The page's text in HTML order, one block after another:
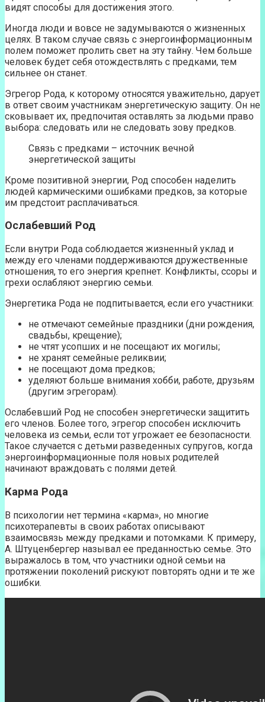
видят способы для достижения этого.
Иногда люди и вовсе не задумываются о жизненных
целях. В таком случае связь с энергоинформационным
полем поможет пролить свет на эту тайну. Чем больше
человек будет себя отождествлять с предками, тем
сильнее он станет.
Эгрегор Рода, к которому относятся уважительно, дарует
в ответ своим участникам энергетическую защиту. Он не
сковывает их, предпочитая оставлять за людьми право
выбора: следовать или не следовать зову предков.
Связь с предками – источник вечной
энергетической защиты
Кроме позитивной энергии, Род способен наделить
людей кармическими ошибками предков, за которые
им предстоит расплачиваться.
Ослабевший Род
Если внутри Рода соблюдается жизненный уклад и
между его членами поддерживаются дружественные
отношения, то его энергия крепнет. Конфликты, ссоры и
грехи ослабляют энергию семьи.
Энергетика Рода не подпитывается, если его участники:
не отмечают семейные праздники (дни рождения,
свадьбы, крещение);
не чтят усопших и не посещают их могилы;
не хранят семейные реликвии;
не посещают дома предков;
уделяют больше внимания хобби, работе, друзьям
(другим эгрегорам).
Ослабевший Род не способен энергетически защитить
его членов. Более того, эгрегор способен исключить
человека из семьи, если тот угрожает ее безопасности.
Такое случается с детьми разведенных супругов, когда
энергоинформационные поля новых родителей
начинают враждовать с полями детей.
Карма Рода
В психологии нет термина «карма», но многие
психотерапевты в своих работах описывают
взаимосвязь между предками и потомками. К примеру,
А. Штуценбергер называл ее преданностью семье. Это
выражалось в том, что участники одной семьи на
протяжении поколений рискуют повторять одни и те же
ошибки.